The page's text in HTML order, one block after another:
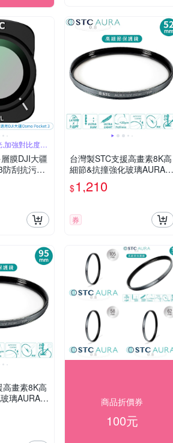
加強對比度和
膜DJI大疆
刮抗污M
鋁
附防潮收
台灣製STC支援高畫素8K高
細節&抗撞強化玻璃AURA 5
2mm保護鏡52mm濾鏡(超
低光程差;99.5%透光率;德國
$1,210
券
高畫素8K高
璃AURA 9
濾鏡(超
光率;德國
商品折價券
100元